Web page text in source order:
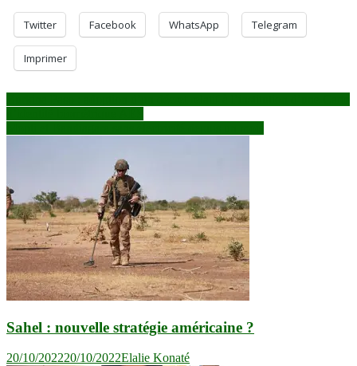
Twitter Facebook WhatsApp Telegram
Imprimer
Navigation
de
Sahel : nouvelle stratégie américaine ?
20/10/202220/10/2022Elalie Konaté